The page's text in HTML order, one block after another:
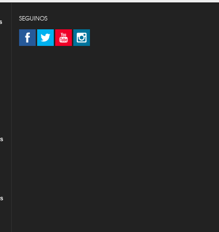
SEGUINOS